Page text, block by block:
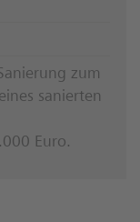
zum
sanierten
Euro.